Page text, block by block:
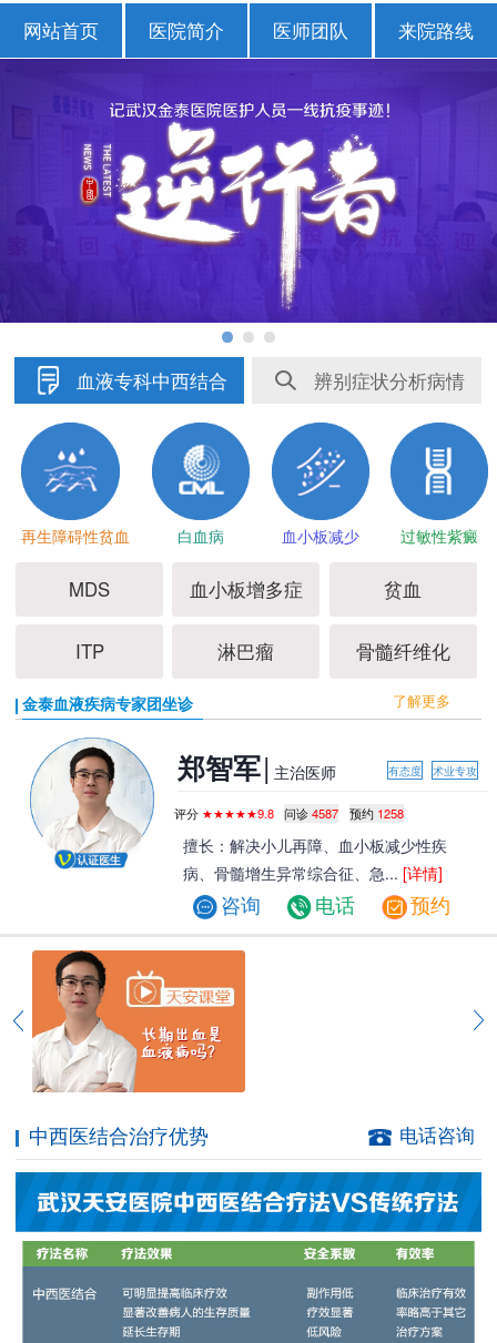
网站首页 医院简介 医师团队 来院路线
血液专科中西结合 辨别症状分析病情
再生障碍性贫血 白血病 血小板减少 过敏性紫癜
MDS 血小板增多症 贫血
ITP 淋巴瘤 骨髓纤维化
金泰血液疾病专家团坐诊 了解更多
郑智军| 主治医师 术业专攻
有态度
评分 ★★★★★9.8 问诊 4587 预约 1258
擅长：解决小儿再障、血小板减少性疾
病、骨髓增生异常综合征、急...[详情]
咨询 电话 预约
中西医结合治疗优势 电话咨询